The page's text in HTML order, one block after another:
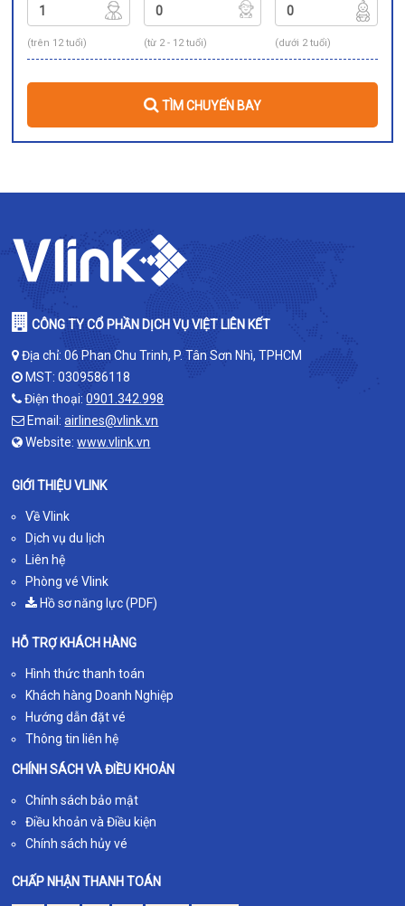
(trên 12 tuổi) (từ 2 - 12 tuổi) (dưới 2 tuổi)
TÌM CHUYẾN BAY
CÔNG TY CỔ PHẦN DỊCH VỤ VIỆT LIÊN KẾT
Địa chỉ: 06 Phan Chu Trinh, P. Tân Sơn Nhì, TPHCM
MST: 0309586118
Điện thoại:0901.342.998
Email:airlines@vlink.vn
Website:www.vlink.vn
GIỚI THIỆU VLINK
Về Vlink
Dịch vụ du lịch
Liên hệ
Phòng vé Vlink
Hồ sơ năng lực (PDF)
HỖ TRỢ KHÁCH HÀNG
Hình thức thanh toán
Khách hàng Doanh Nghiệp
Hướng dẫn đặt vé
Thông tin liên hệ
CHÍNH SÁCH VÀ ĐIỀU KHOẢN
Chính sách bảo mật
Điều khoản và Điều kiện
Chính sách hủy vé
CHẤP NHẬN THANH TOÁN